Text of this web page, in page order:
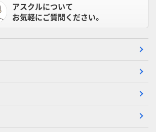
アスクルについて
お気軽にご質問ください。